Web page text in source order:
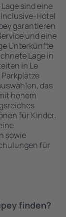
sind eine
Hotel
garantieren
und eine
Unterkünfte
Lage in
in Le
das
hohem
für Kinder.
sowie
für
finden?